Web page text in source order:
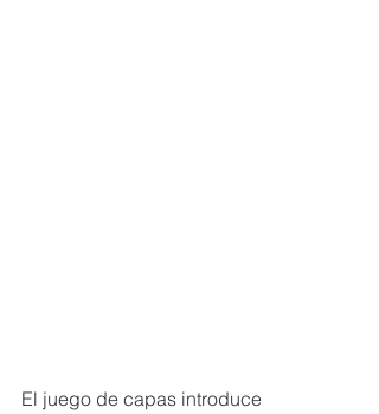
El juego de capas introduce